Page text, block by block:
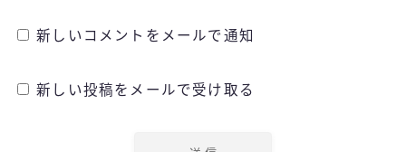
新しいコメントをメールで通知
新しい投稿をメールで受け取る